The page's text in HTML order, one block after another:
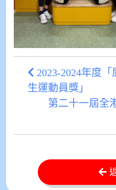
2023-2024年度
生運動員獎」
第二十一屆全